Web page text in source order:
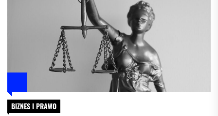
BIZNES I PRAWO